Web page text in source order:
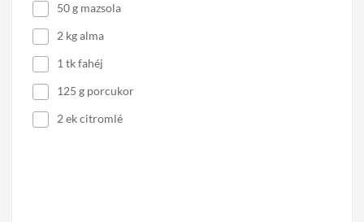
50 g mazsola
2 kg alma
1 tk fahéj
125 g porcukor
2 ek citromlé